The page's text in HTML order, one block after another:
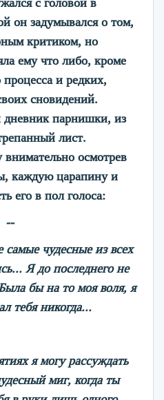
с головой в
он задумывался о том,
критиком, но
ему что либо, кроме
и редких,
сновидений.
дневник парнишки, из
лист.
осмотрев
каждую царапину и
его в пол голоса:
--
чудесные из всех
Я до последнего не
бы на то моя воля, я
тебя никогда...
я могу рассуждать
миг, когда ты